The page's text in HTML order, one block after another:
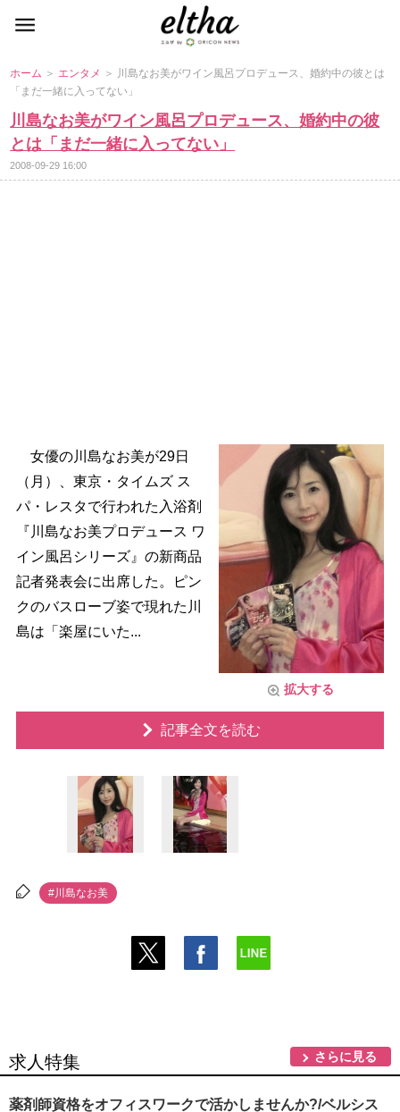
ホーム ＞ エンタメ ＞ 川島なお美がワイン風呂プロデュース、婚約中の彼とは
「まだ一緒に入ってない」
川島なお美がワイン風呂プロデュース、婚約中の彼
とは「まだ一緒に入ってない」
2008-09-29 16:00
拡大する
女優の川島なお美が29日
（月）、東京・タイムズ ス
パ・レスタで行われた入浴剤
『川島なお美プロデュース ワ
イン風呂シリーズ』の新商品
記者発表会に出席した。ピン
クのバスローブ姿で現れた川
島は「楽屋にいた...
記事全文を読む
#川島なお美
求人特集 さらに見る
薬剤師資格をオフィスワークで活かしませんか?/ベルシス